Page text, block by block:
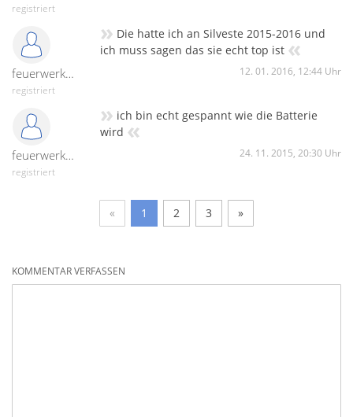
registriert
feuerwerkewald
registriert
» Die hatte ich an Silveste 2015-2016 und
ich muss sagen das sie echt top ist «
12. 01. 2016, 12:44 Uhr
feuerwerkewald
registriert
» ich bin echt gespannt wie die Batterie
wird «
24. 11. 2015, 20:30 Uhr
« 1 2 3 »
KOMMENTAR VERFASSEN